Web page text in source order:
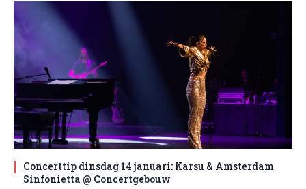
Concerttip dinsdag 14 januari: Karsu & Amsterdam
Sinfonietta @ Concertgebouw